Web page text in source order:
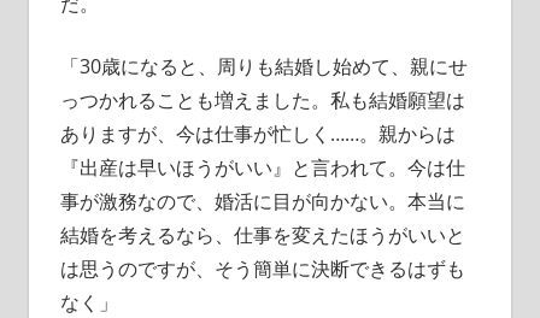
「30歳になると、周りも結婚し始めて、親にせ
っつかれることも増えました。私も結婚願望は
ありますが、今は仕事が忙しく……。親からは
『出産は早いほうがいい』と言われて。今は仕
事が激務なので、婚活に目が向かない。本当に
結婚を考えるなら、仕事を変えたほうがいいと
は思うのですが、そう簡単に決断できるはずも
なく」